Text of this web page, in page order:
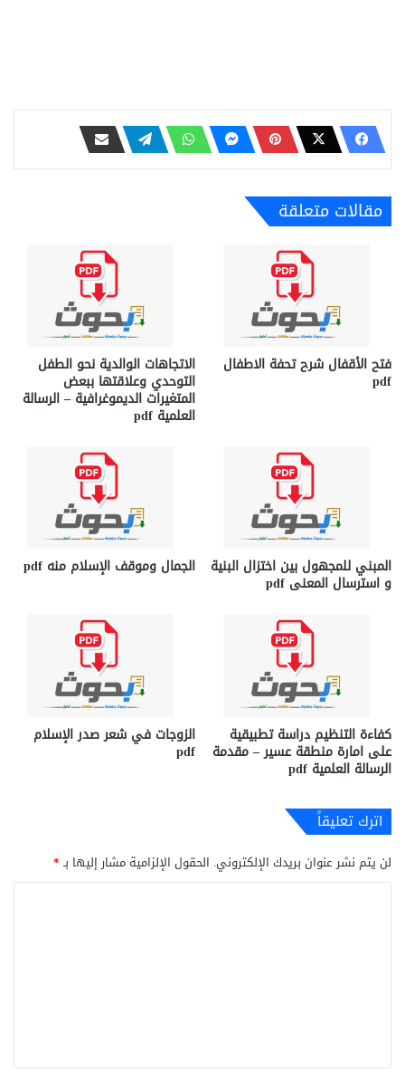
مقالات متعلقة
فتح الأقفال شرح تحفة الاطفال
pdf
الاتجاهات الوالدية نحو الطفل
التوحدي وعلاقتها ببعض
المتغيرات الديموغرافية – الرسالة
العلمية pdf
المبني للمجهول بين اختزال البنية
و استرسال المعنى pdf
الجمال وموقف الإسلام منه pdf
كفاءة التنظيم دراسة تطبيقية
على امارة منطقة عسير – مقدمة
الرسالة العلمية pdf
الزوجات في شعر صدر الإسلام
pdf
اترك تعليقاً
لن يتم نشر عنوان بريدك الإلكتروني. الحقول الإلزامية مشار إليها بـ*